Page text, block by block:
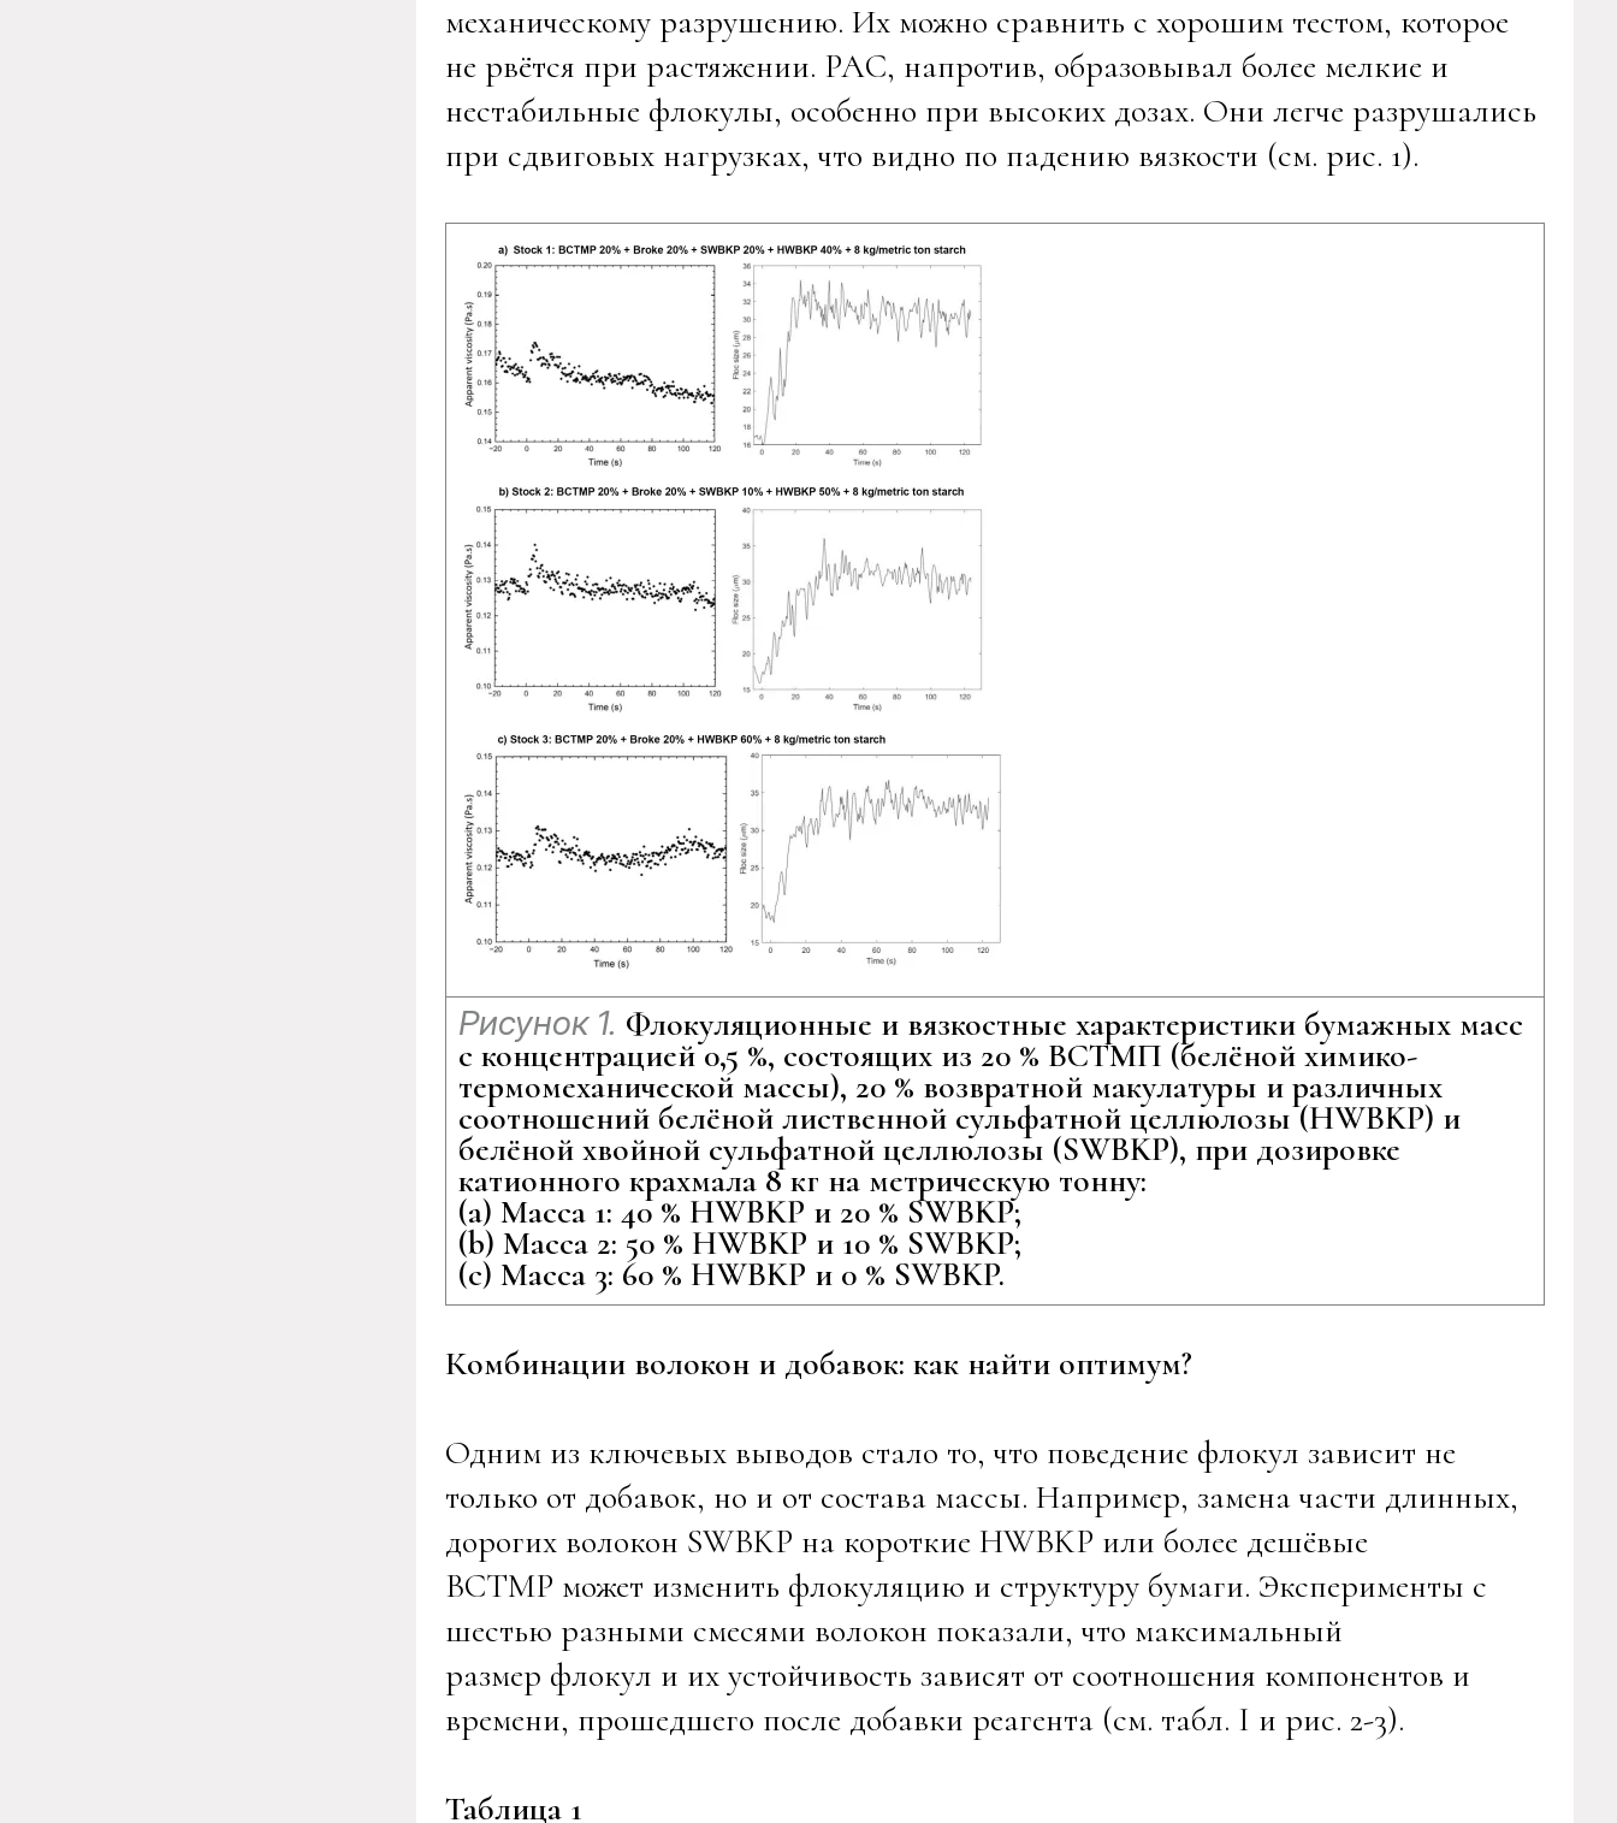
механическому разрушению. Их можно сравнить с хорошим тестом, которое
не рвётся при растяжении. PAC, напротив, образовывал более мелкие и
нестабильные флокулы, особенно при высоких дозах. Они легче разрушались
при сдвиговых нагрузках, что видно по падению вязкости (см. рис. 1).
Рисунок 1. Флокуляционные и вязкостные характеристики бумажных масс
с концентрацией 0,5 %, состоящих из 20 % ВСТМП (белёной химико-
термомеханической массы), 20 % возвратной макулатуры и различных
соотношений белёной лиственной сульфатной целлюлозы (HWBKP) и
белёной хвойной сульфатной целлюлозы (SWBKP), при дозировке
катионного крахмала 8 кг на метрическую тонну:
(a) Массa 1: 40 % HWBKP и 20 % SWBKP;
(b) Массa 2: 50 % HWBKP и 10 % SWBKP;
(c) Массa 3: 60 % HWBKP и 0 % SWBKP.
Комбинации волокон и добавок: как найти оптимум?
Одним из ключевых выводов стало то, что поведение флокул зависит не
только от добавок, но и от состава массы. Например, замена части длинных,
дорогих волокон SWBKP на короткие HWBKP или более дешёвые
BCTMP может изменить флокуляцию и структуру бумаги. Эксперименты с
шестью разными смесями волокон показали, что максимальный
размер флокул и их устойчивость зависят от соотношения компонентов и
времени, прошедшего после добавки реагента (см. табл. I и рис. 2-3).
Таблица 1